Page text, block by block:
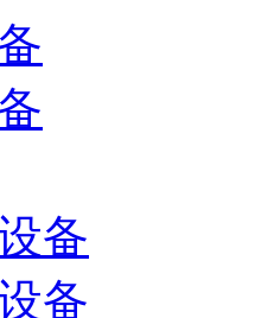
备
备